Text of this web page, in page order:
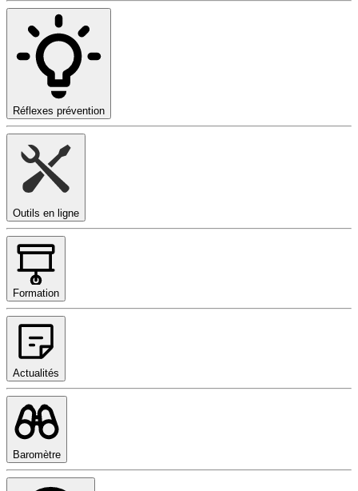
Réflexes prévention
Outils en ligne
Formation
Actualités
Baromètre